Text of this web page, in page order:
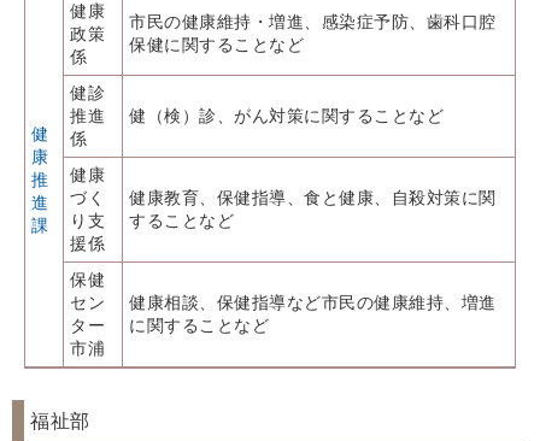
健
康
推
進
課
健康
政策
係
市民の健康維持・増進、感染症予防、歯科口腔
保健に関することなど
健診
推進
係
健（検）診、がん対策に関することなど
健康
づく
り支
援係
健康教育、保健指導、食と健康、自殺対策に関
することなど
保健
セン
ター
市浦
健康相談、保健指導など市民の健康維持、増進
に関することなど
福祉部